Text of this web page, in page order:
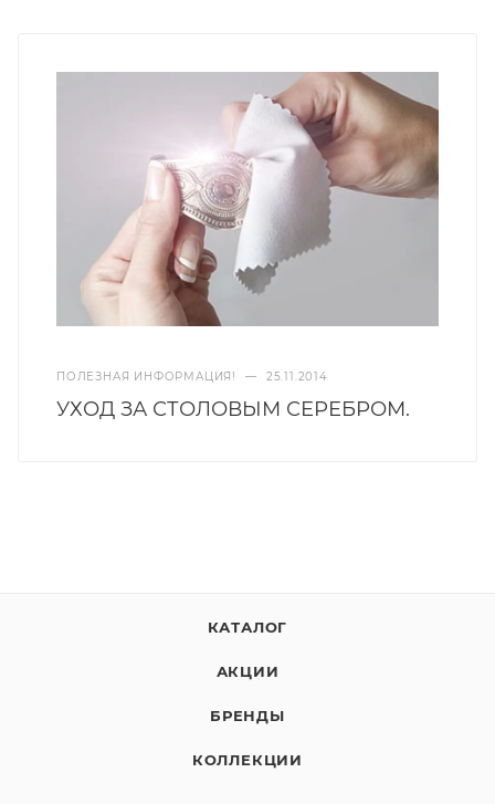
ПОЛЕЗНАЯ ИНФОРМАЦИЯ! — 25.11.2014
УХОД ЗА СТОЛОВЫМ СЕРЕБРОМ.
КАТАЛОГ
АКЦИИ
БРЕНДЫ
КОЛЛЕКЦИИ